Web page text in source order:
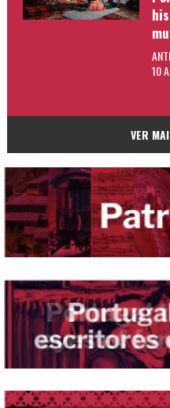
10
VER